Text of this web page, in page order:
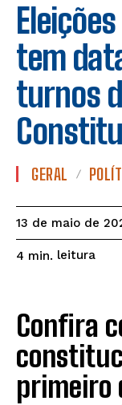
tem
turnos
GERAL
13 de maio de
4 min. leitura
Confira
primeiro